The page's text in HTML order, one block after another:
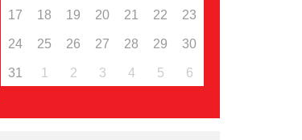
17 18 19 20 21 22 23
24 25 26 27 28 29 30
31 1 2 3 4 5 6